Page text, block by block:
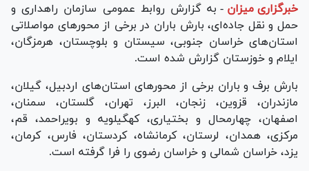
خبرگزاری میزان - به گزارش روابط عمومی سازمان راهداری و
حمل و نقل جاده‌ای، بارش باران در برخی از محور‌های مواصلاتی
استان‌های خراسان جنوبی، سیستان و بلوچستان، هرمزگان،
ایلام و خوزستان گزارش شده است.
بارش برف و باران برخی از محور‌های استان‌های اردبیل، گیلان،
مازندران، قزوین، زنجان، البرز، تهران، گلستان، سمنان،
اصفهان، چهارمحال و بختیاری، کهگیلویه و بویراحمد، قم،
مرکزی، همدان، لرستان، کرمانشاه، کردستان، فارس، کرمان،
یزد، خراسان شمالی و خراسان رضوی را فرا گرفته است.